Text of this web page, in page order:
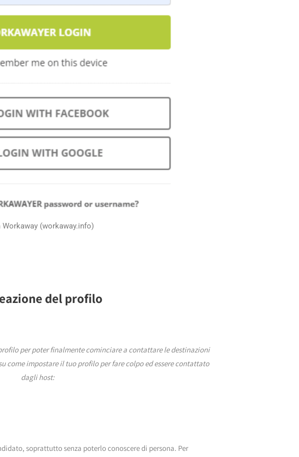
Workaway (workaway.info)
del profilo
per poter finalmente cominciare a contattare le destinazioni
come impostare il tuo profilo per fare colpo ed essere contattato
dagli host:
soprattutto senza poterlo conoscere di persona. Per